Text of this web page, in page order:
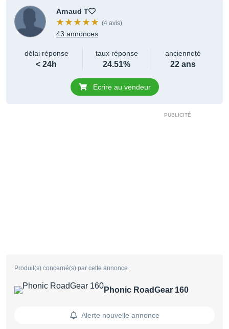
Arnaud T
(4 avis)
43 annonces
délai réponse
< 24h
taux réponse
24.51%
ancienneté
22 ans
Ecrire au vendeur
Produit(s) concerné(s) par cette annonce
Phonic RoadGear 160
Alerte nouvelle annonce